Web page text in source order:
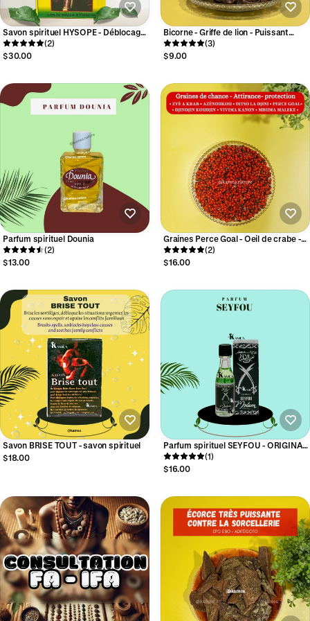
Savon spirituel HYSOPE - Déblocage
- purification - chance - ouverture
(2)
$30.00
Bicorne - Griffe de lion - Puissant
protection spirituelle - intelligence
(3)
$9.00
Parfum spirituel Dounia
(2)
$13.00
Graines Perce Goal - Oeil de crabe -
Chance - Protection
(2)
$16.00
Savon BRISE TOUT - savon spirituel
$18.00
Parfum spirituel SEYFOU - ORIGINAL-
Petit mais puissant
(1)
$16.00